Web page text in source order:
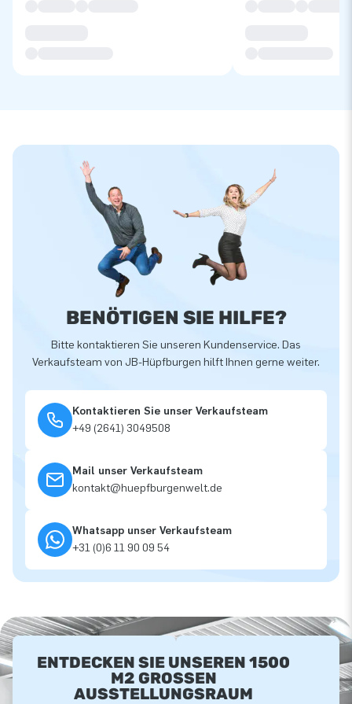
BENÖTIGEN SIE HILFE?
Bitte kontaktieren Sie unseren Kundenservice. Das
Verkaufsteam von JB-Hüpfburgen hilft Ihnen gerne weiter.
Kontaktieren Sie unser Verkaufsteam
+49 (2641) 3049508
Mail unser Verkaufsteam
kontakt@huepfburgenwelt.de
Whatsapp unser Verkaufsteam
+31 (0)6 11 90 09 54
ENTDECKEN SIE UNSEREN 1500
M2 GROSSEN A
USSTELLUNGSRAUM